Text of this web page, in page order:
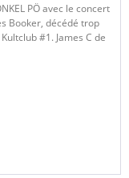
PÖ avec le concert
Booker, décédé trop
#1. James C de